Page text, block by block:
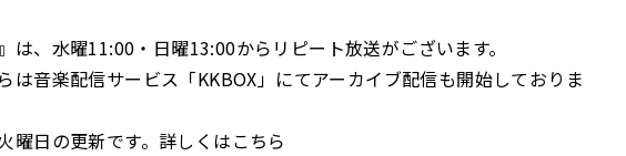
は、水曜11:00・日曜13:00からリピート放送がございます。
は音楽配信サービス「KKBOX」にてアーカイブ配信も開始しておりま
曜日の更新です。詳しくはこちら